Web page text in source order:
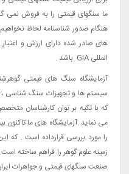
ما سنگهای قیمتی را به فروش نمی
هنگام صدور شناسنامه لحاظ
های صادر شده دارای ارزش و
المللی GIA باشد .
آزمایشگاه سنگ های قیمتی
سیستم ها و تجهیزات سنگ شناسی ،
که با تکیه بر توان کارشناسان
می نماید .آزمایشگاه های ما
را مورد بررسی قرارداده است . که
زمینه علوم گوهر را فراهم ساخته
صنعت سنگهای قیمتی و جواهرات